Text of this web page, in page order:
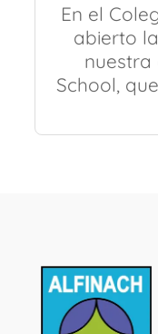
En el
abierto
nuestra
School,